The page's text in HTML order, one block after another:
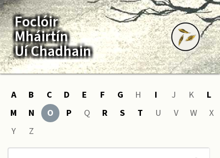
Foclóir
Mháirtín
Uí Chadhain
A B C D E F G H I J K
L
M
N O P Q R S T U V W
X
Y
Z